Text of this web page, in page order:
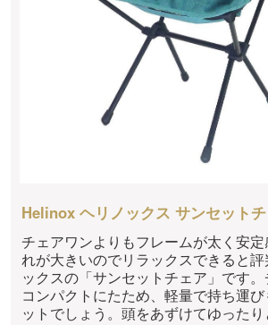
Helinox ヘリノックス サンセット
チェアワンよりもフレームが太く安
れが大きいのでリラックスできると
ックスの「サンセットチェア」です
コンパクトにたため、軽量で持ち運
ットでしょう。頭をあずけてゆった